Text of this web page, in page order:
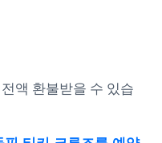
액 환불받을 수 있습